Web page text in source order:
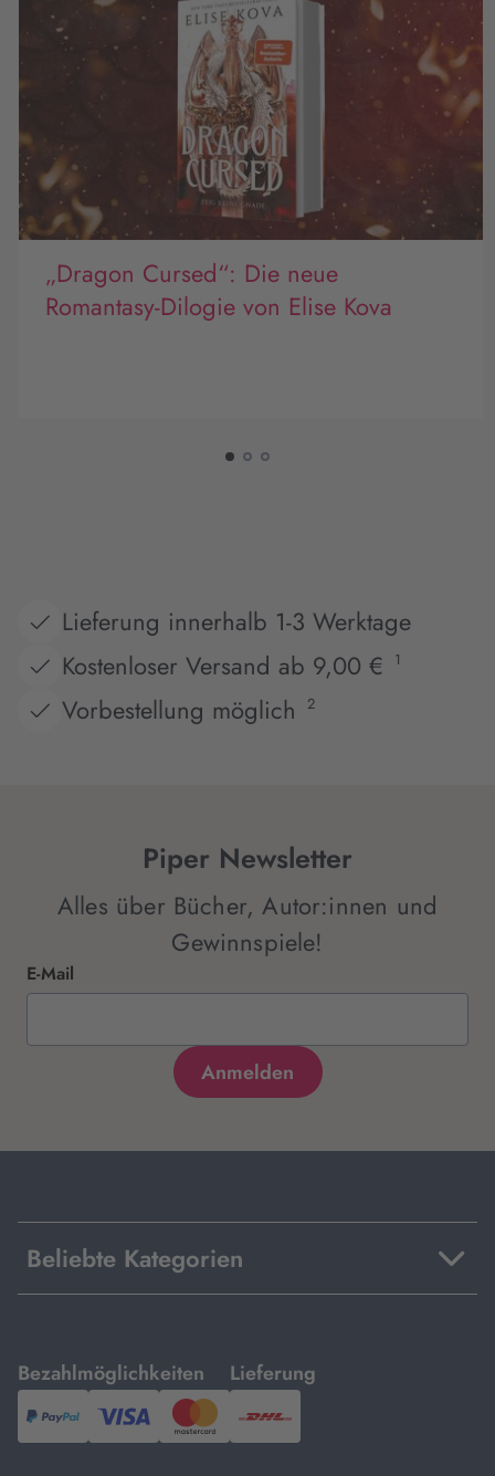
„Dragon Cursed“: Die neue
Romantasy-Dilogie von Elise Kova
Lieferung innerhalb 1-3 Werktage
Kostenloser Versand ab 9,00 €
1
Vorbestellung möglich 2
Piper Newsletter
Alles über Bücher, Autor:innen und
Gewinnspiele!
E-Mail
Beliebte Kategorien
Bezahlmöglichkeiten
mit
PayPal,Visa
und
Lieferung
mit
DHL.